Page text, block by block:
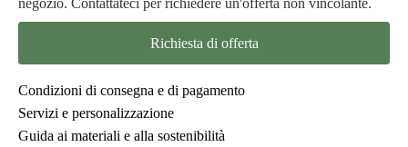
Richiesta di offerta
Condizioni di consegna e di pagamento
Servizi e personalizzazione
Guida ai materiali e alla sostenibilità